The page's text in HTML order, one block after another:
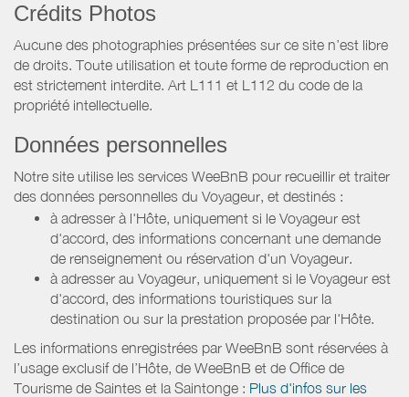
Crédits Photos
Aucune des photographies présentées sur ce site n’est libre
de droits. Toute utilisation et toute forme de reproduction en
est strictement interdite. Art L111 et L112 du code de la
propriété intellectuelle.
Données personnelles
Notre site utilise les services WeeBnB pour recueillir et traiter
des données personnelles du Voyageur, et destinés :
à adresser à l'Hôte, uniquement si le Voyageur est
d'accord, des informations concernant une demande
de renseignement ou réservation d'un Voyageur.
à adresser au Voyageur, uniquement si le Voyageur est
d'accord, des informations touristiques sur la
destination ou sur la prestation proposée par l'Hôte.
Les informations enregistrées par WeeBnB sont réservées à
l’usage exclusif de l’Hôte, de WeeBnB et de Office de
Tourisme de Saintes et la Saintonge : Plus d'infos sur les